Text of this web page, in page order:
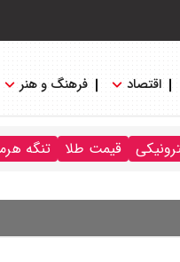
اقتصاد فرهنگ و هنر
قیمت طلا تنگه